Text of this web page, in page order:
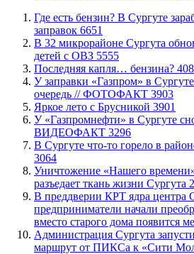
​Где есть бензин? В Сургуте
заправок 6651
В 32 микрорайоне Сургута
детей с ОВЗ 5555
​Последняя капля… бензина?
​У заправки «Газпром» в
очередь // ФОТОФАКТ 3903
Яркое лето с Брусникой 3901
У «Газпромнефти» в Сургуте
ВИДЕОФАКТ 3296
​В Сургуте что-то горело в
3064
​Уничтожение «Нашего
разъедает ткань жизни Сургута
​В преддверии КРТ ядра центра
предприниматели начали
вместо старого дома появится
​Администрация Сургута
маршрут от ПИКСа к «Сити